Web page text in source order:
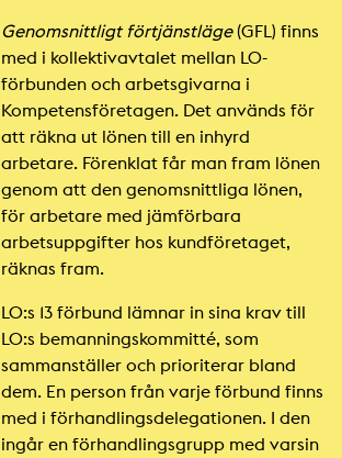
Genomsnittligt förtjänstläge(GFL) finns
med i kollektivavtalet mellan LO-
förbunden och arbetsgivarna i
Kompetensföretagen. Det används för
att räkna ut lönen till en inhyrd
arbetare. Förenklat får man fram lönen
genom att den genomsnittliga lönen,
för arbetare med jämförbara
arbetsuppgifter hos kundföretaget,
räknas fram.
LO:s 13 förbund lämnar in sina krav till
LO:s bemanningskommitté, som
sammanställer och prioriterar bland
dem. En person från varje förbund finns
med i förhandlingsdelegationen. I den
ingår en förhandlingsgrupp med varsin